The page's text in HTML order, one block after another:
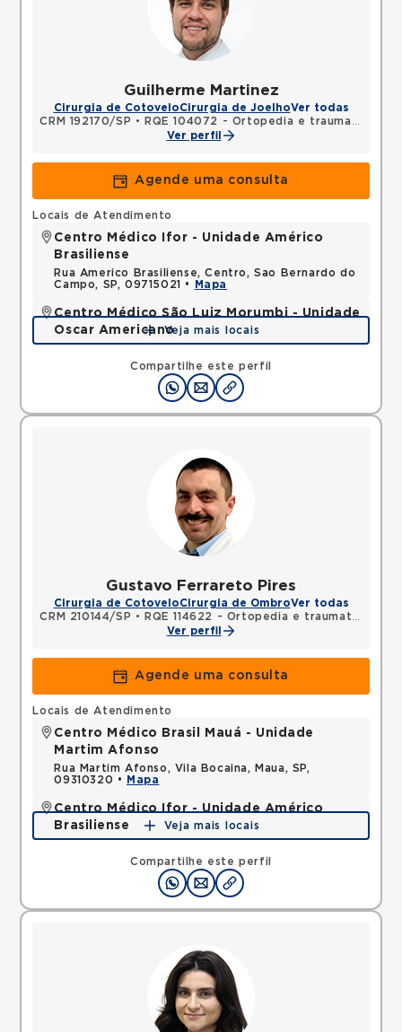
Guilherme Martinez
Cirurgia de CotoveloCirurgia de JoelhoVer todas
CRM 192170/SP •
RQE 104072 - Ortopedia e traumatologia
Ver perfil
Agende uma consulta
Compartilhe este perfil
Locais de Atendimento
Centro Médico Ifor - Unidade Américo
Brasiliense
Rua Americo Brasiliense, Centro, Sao Bernardo do
Campo, SP, 09715021 •
Mapa
Centro Médico São Luiz Morumbi - Unidade
Oscar Americano
Rua Engenheiro Oscar Americano, Morumbi, Sao
Paulo, SP, 05673050 •
Mapa
Veja mais locais
Gustavo Ferrareto Pires
Cirurgia de CotoveloCirurgia de OmbroVer todas
CRM 210144/SP •
RQE 114622 - Ortopedia e traumatologia
Ver perfil
Agende uma consulta
Compartilhe este perfil
Locais de Atendimento
Centro Médico Brasil Mauá - Unidade
Martim Afonso
Rua Martim Afonso, Vila Bocaina, Maua, SP,
09310320 •
Mapa
Centro Médico Ifor - Unidade Américo
Brasiliense
Rua Americo Brasiliense, Centro, Sao Bernardo do
Campo, SP, 09715021 •
Mapa
Veja mais locais